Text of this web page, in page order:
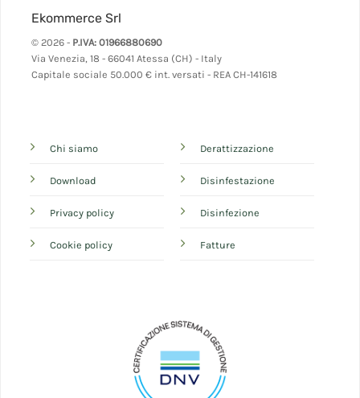
Ekommerce Srl
© 2026 - P.IVA: 01966880690
Via Venezia, 18 - 66041 Atessa (CH) - Italy
Capitale sociale 50.000 € int. versati - REA CH-141618
Chi siamo
Download
Privacy policy
Cookie policy
Derattizzazione
Disinfestazione
Disinfezione
Fatture